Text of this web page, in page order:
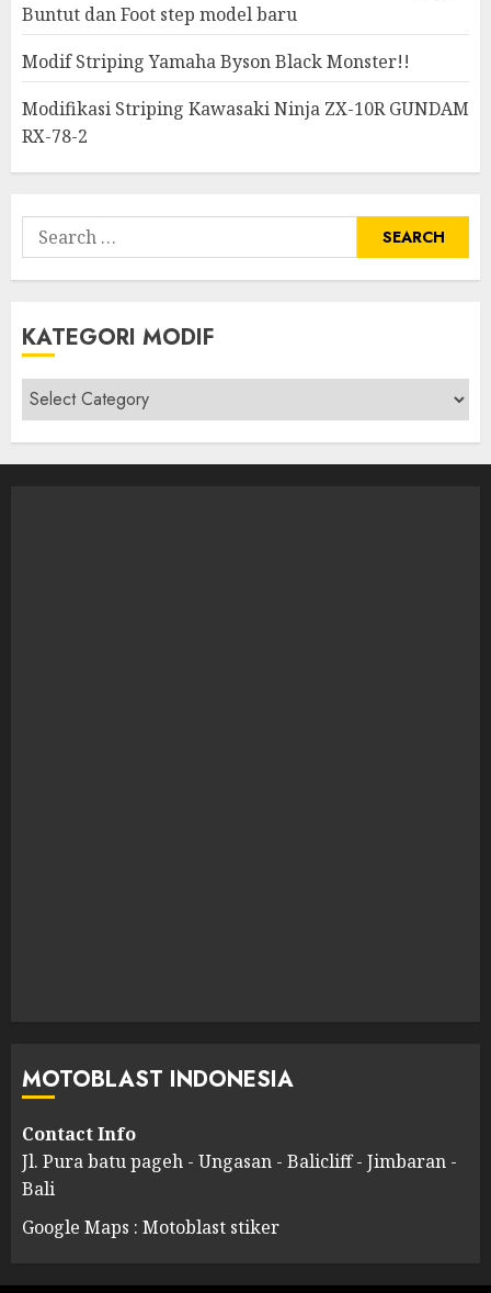
Buntut dan Foot step model baru
Modif Striping Yamaha Byson Black Monster!!
Modifikasi Striping Kawasaki Ninja ZX-10R GUNDAM
RX-78-2
Search
for:
KATEGORI MODIF
Kategori
modif
MOTOBLAST INDONESIA
Contact Info
Jl. Pura batu pageh - Ungasan - Balicliff - Jimbaran -
Bali
Google Maps : Motoblast stiker